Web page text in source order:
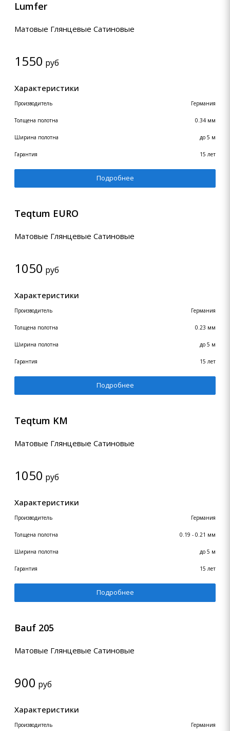
Lumfer
Матовые Глянцевые Сатиновые
1550 руб
Характеристики
Производитель Германия
Толщена полотна 0.34 мм
Ширина полотна до 5 м
Гарантия 15 лет
Подробнее
Teqtum EURO
Матовые Глянцевые Сатиновые
1050 руб
Характеристики
Производитель Германия
Толщена полотна 0.23 мм
Ширина полотна до 5 м
Гарантия 15 лет
Подробнее
Teqtum KM
Матовые Глянцевые Сатиновые
1050 руб
Характеристики
Производитель Германия
Толщена полотна 0.19 - 0.21 мм
Ширина полотна до 5 м
Гарантия 15 лет
Подробнее
Bauf 205
Матовые Глянцевые Сатиновые
900 руб
Характеристики
Производитель Германия